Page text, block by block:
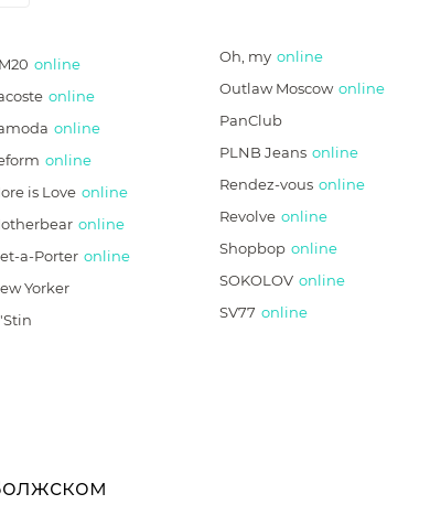
online
online
online
online
is Love online
online
a-Porter online
Yorker
Oh, my online
Outlaw Moscow online
PanClub
PLNB Jeans online
Rendez-vous online
Revolve online
Shopbop online
SOKOLOV online
SV77 online